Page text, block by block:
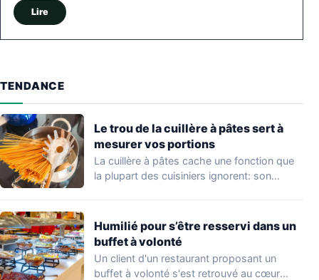
Lire
TENDANCE
Le trou de la cuillère à pâtes sert à
mesurer vos portions
La cuillère à pâtes cache une fonction que
la plupart des cuisiniers ignorent: son…
Humilié pour s’être resservi dans un
buffet à volonté
Un client d'un restaurant proposant un
buffet à volonté s'est retrouvé au cœur